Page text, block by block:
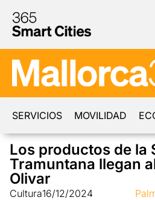
SERVICIOS MOVILIDAD
Los productos de la
Tramuntana llegan
Olivar
Cultura16/12/2024